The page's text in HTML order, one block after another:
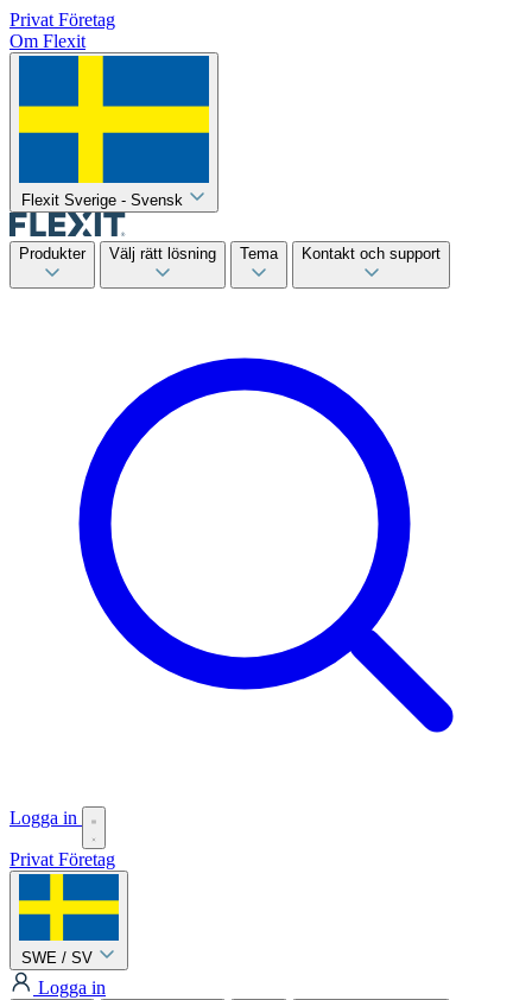
Privat Företag
Om Flexit
Flexit Sverige - Svensk
Produkter Välj rätt lösning Tema Kontakt och support
Logga in
Privat Företag
SWE / SV
Logga in